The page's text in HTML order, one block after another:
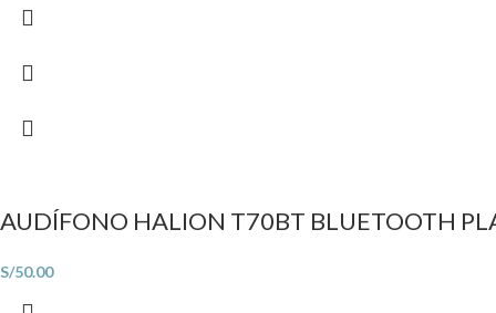
AUDÍFONO HALION T70BT BLUETOOTH
S/50.00